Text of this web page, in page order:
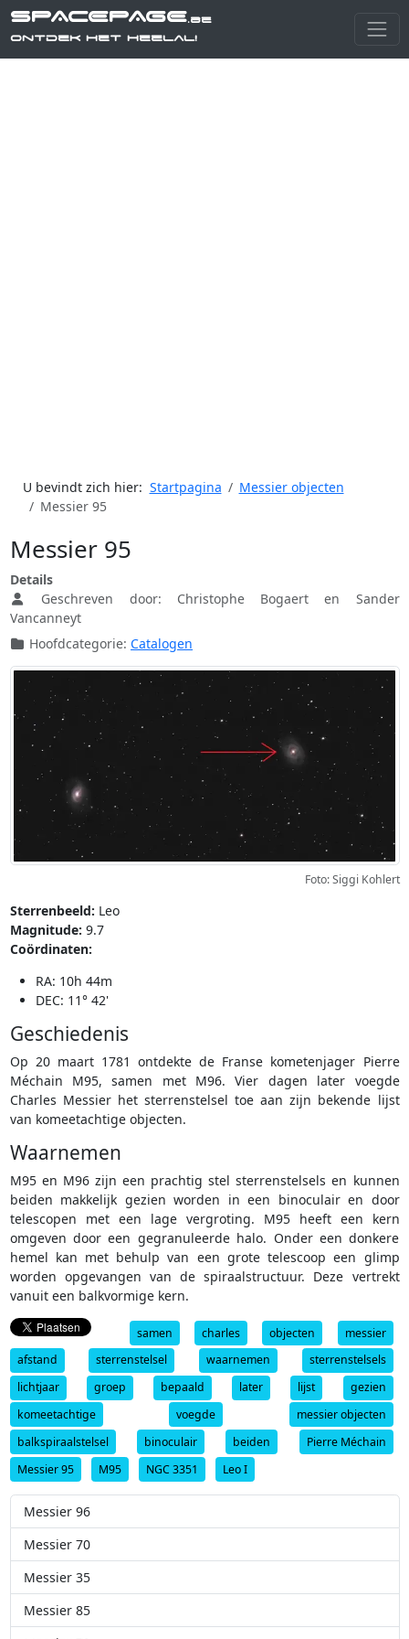
SPACEPAGE.be
Ontdek het heelal!
U bevindt zich hier: Startpagina
Messier objecten
Messier 95
Messier 95
Details
Geschreven door: Christophe Bogaert en Sander
Vancanneyt
Hoofdcategorie: Catalogen
Foto: Siggi Kohlert
Sterrenbeeld: Leo
Magnitude: 9.7
Coördinaten:
RA: 10h 44m
DEC: 11° 42'
Geschiedenis
Op 20 maart 1781 ontdekte de Franse kometenjager Pierre
Méchain M95, samen met M96. Vier dagen later voegde
Charles Messier het sterrenstelsel toe aan zijn bekende lijst
van komeetachtige objecten.
Waarnemen
M95 en M96 zijn een prachtig stel sterrenstelsels en kunnen
beiden makkelijk gezien worden in een binoculair en door
telescopen met een lage vergroting. M95 heeft een kern
omgeven door een gegranuleerde halo. Onder een donkere
hemel kan met behulp van een grote telescoop een glimp
worden opgevangen van de spiraalstructuur. Deze vertrekt
vanuit een balkvormige kern.
samen charles objecten
messier
afstand
sterrenstelsel waarnemen
sterrenstelsels
lichtjaar
groep bepaald later lijst
gezien
komeetachtige
voegde
messier objecten
balkspiraalstelsel
binoculair beiden
Pierre Méchain
Messier 95
M95 NGC 3351 Leo I
Messier 96
Messier 70
Messier 35
Messier 85